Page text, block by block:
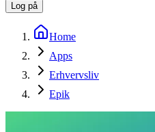
Log på
Home
Apps
Erhvervsliv
Epik